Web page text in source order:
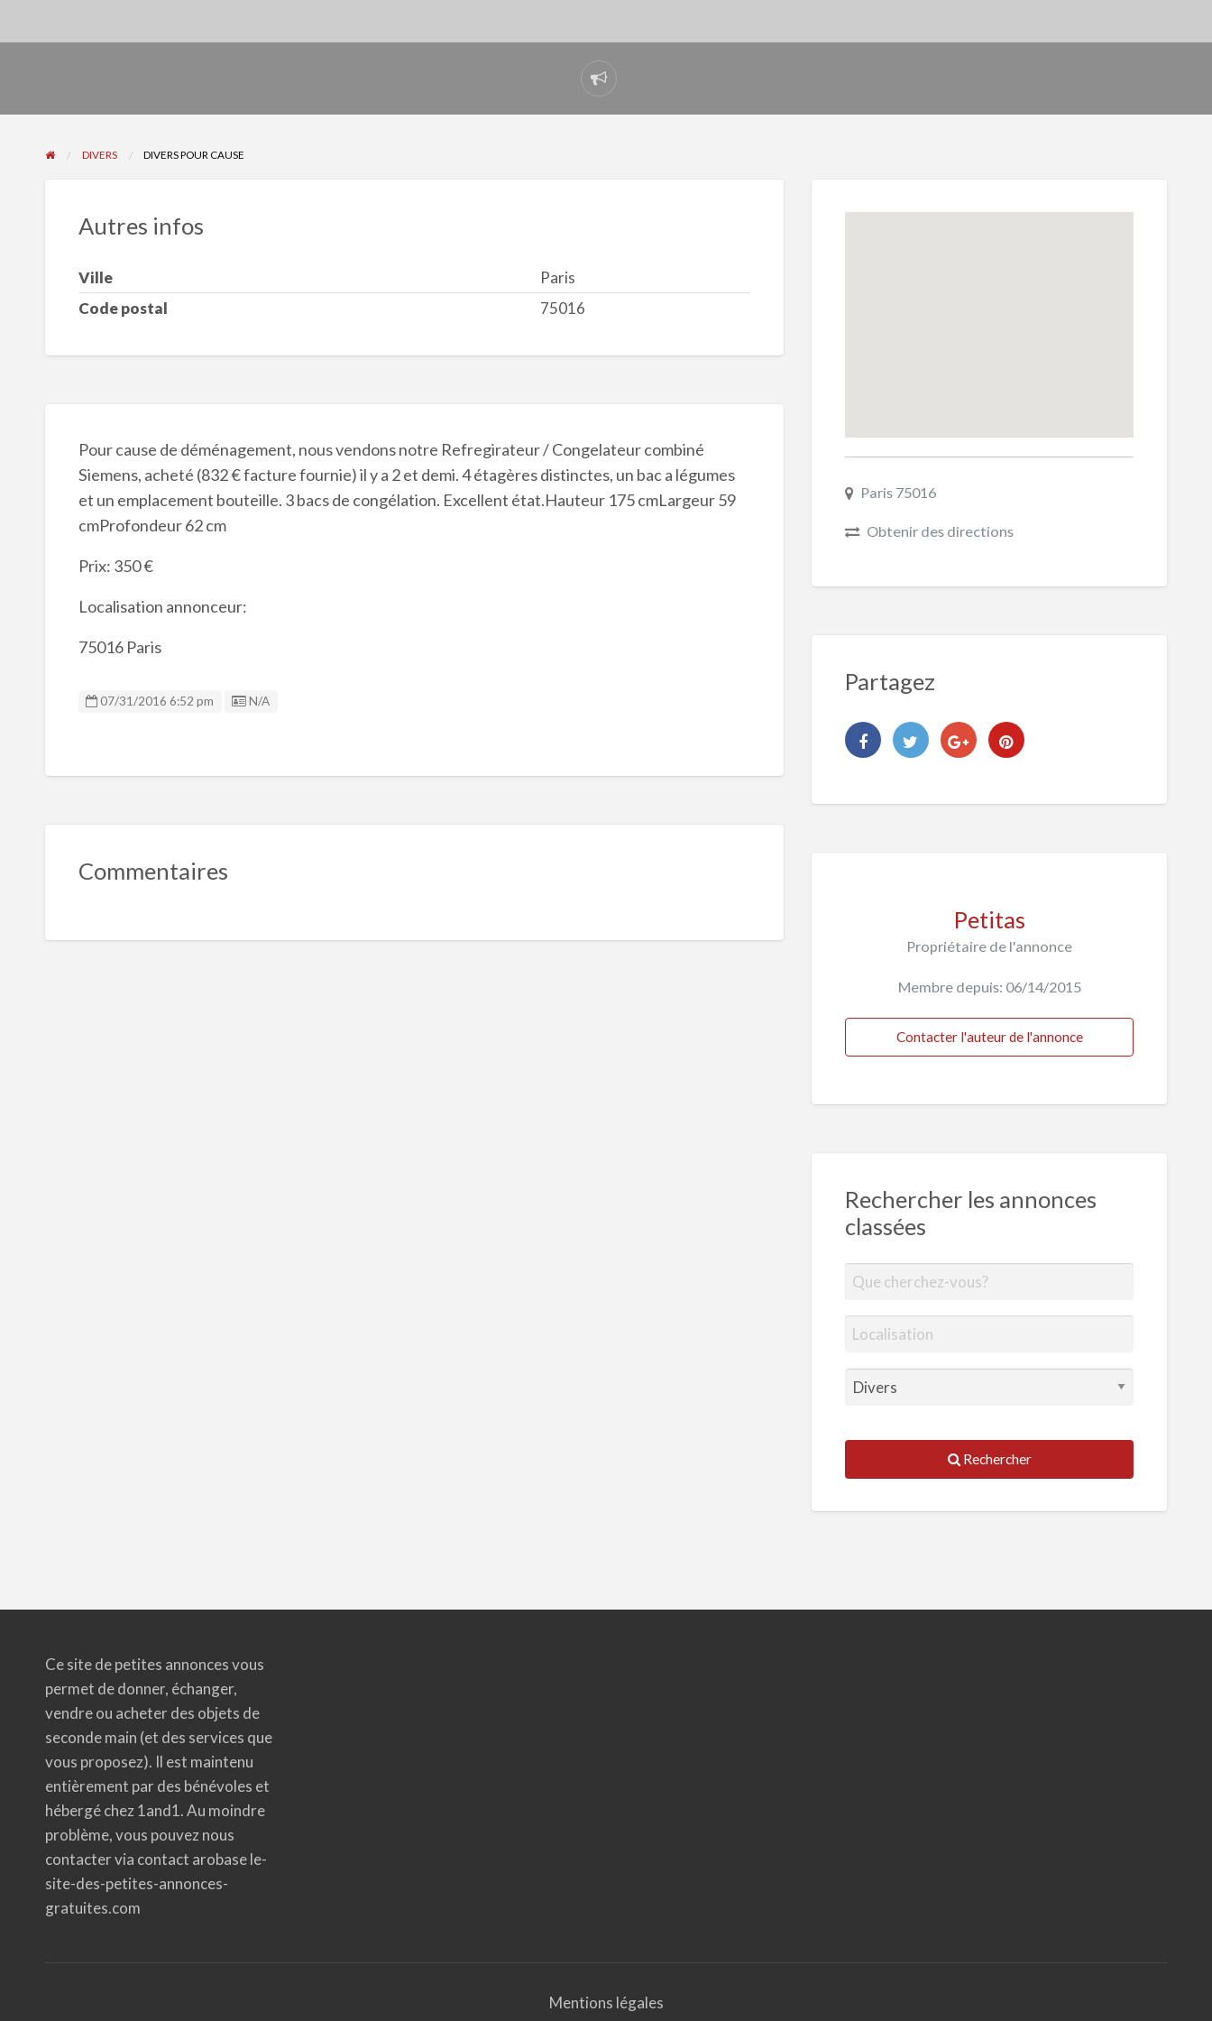
Signaler
un
DIVERS DIVERS POUR CAUSE
Autres infos
Ville
Paris
Code postal
75016
Pour cause de déménagement, nous vendons notre Refregirateur / Congelateur combiné
Siemens, acheté (832 € facture fournie) il y a 2 et demi. 4 étagères distinctes, un bac a légumes
et un emplacement bouteille. 3 bacs de congélation. Excellent état.Hauteur 175 cmLargeur 59
cmProfondeur 62 cm
Prix: 350 €
Localisation annonceur:
75016 Paris
07/31/2016 6:52 pm Listing ID
N/A
Commentaires
Paris 75016
Obtenir des directions
Partagez
Petitas
Propriétaire de l'annonce
Membre depuis: 06/14/2015
Contacter l'auteur de l'annonce
Rechercher les annonces
classées
Rechercher
Ce site de petites annonces vous
permet de donner, échanger,
vendre ou acheter des objets de
seconde main (et des services que
vous proposez). Il est maintenu
entièrement par des bénévoles et
hébergé chez 1and1. Au moindre
problème, vous pouvez nous
contacter via contact arobase le-
site-des-petites-annonces-
gratuites.com
Mentions légales